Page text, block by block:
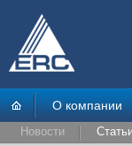
О компании
Новости